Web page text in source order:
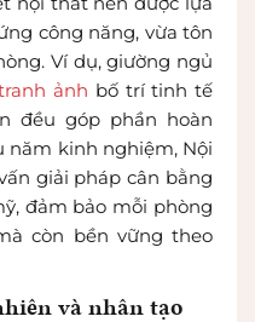
công năng, vừa tôn
Ví dụ, giường ngủ
ảnh bố trí tinh tế
đều góp phần hoàn
năm kinh nghiệm, Nội
giải pháp cân bằng
đảm bảo mỗi phòng
còn bền vững theo
và nhân tạo